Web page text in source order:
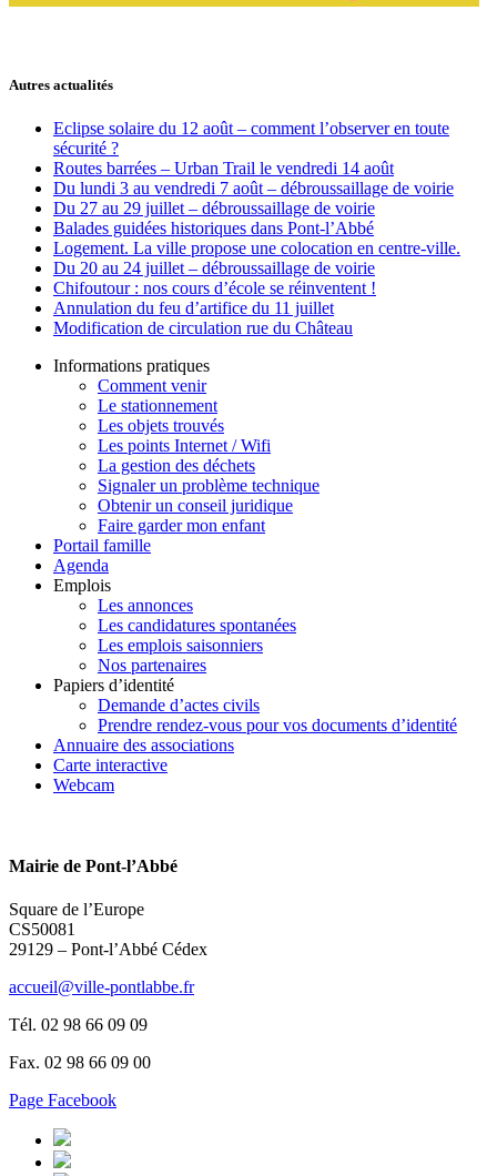
Autres actualités
Eclipse solaire du 12 août – comment l’observer en toute
sécurité ?
Routes barrées – Urban Trail le vendredi 14 août
Du lundi 3 au vendredi 7 août – débroussaillage de voirie
Du 27 au 29 juillet – débroussaillage de voirie
Balades guidées historiques dans Pont-l’Abbé
Logement. La ville propose une colocation en centre-ville.
Du 20 au 24 juillet – débroussaillage de voirie
Chifoutour : nos cours d’école se réinventent !
Annulation du feu d’artifice du 11 juillet
Modification de circulation rue du Château
Informations pratiques
Comment venir
Le stationnement
Les objets trouvés
Les points Internet / Wifi
La gestion des déchets
Signaler un problème technique
Obtenir un conseil juridique
Faire garder mon enfant
Portail famille
Agenda
Emplois
Les annonces
Les candidatures spontanées
Les emplois saisonniers
Nos partenaires
Papiers d’identité
Demande d’actes civils
Prendre rendez-vous pour vos documents d’identité
Annuaire des associations
Carte interactive
Webcam
Mairie de Pont-l’Abbé
Square de l’Europe
CS50081
29129 – Pont-l’Abbé Cédex
accueil@ville-pontlabbe.fr
Tél. 02 98 66 09 09
Fax. 02 98 66 09 00
Page Facebook